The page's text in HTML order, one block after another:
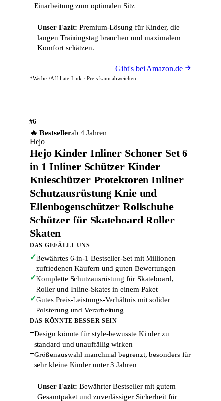
Einarbeitung zum optimalen Sitz
Unser Fazit: Premium-Lösung für Kinder, die
langen Trainingstag brauchen und maximalem
Komfort schätzen.
Gibt's bei Amazon.de
*Werbe-/Affiliate-Link · Preis kann abweichen
#6
🔥 Bestsellerab 4 Jahren
Hejo
Hejo Kinder Inliner Schoner Set 6
in 1 Inliner Schützer Kinder
Knieschützer Protektoren Inliner
Schutzausrüstung Knie und
Ellenbogenschützer Rollschuhe
Schützer für Skateboard Roller
Skaten
DAS GEFÄLLT UNS
✓Bewährtes 6-in-1 Bestseller-Set mit Millionen
zufriedenen Käufern und guten Bewertungen
✓Komplette Schutzausrüstung für Skateboard,
Roller und Inline-Skates in einem Paket
✓Gutes Preis-Leistungs-Verhältnis mit solider
Polsterung und Verarbeitung
DAS KÖNNTE BESSER SEIN
−Design könnte für style-bewusste Kinder zu
standard und unauffällig wirken
−Größenauswahl manchmal begrenzt, besonders für
sehr kleine Kinder unter 3 Jahren
Unser Fazit: Bewährter Bestseller mit gutem
Gesamtpaket und zuverlässiger Sicherheit für